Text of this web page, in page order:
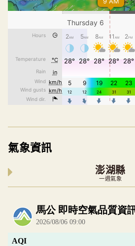
氣象資訊
澎湖縣
一週氣象
內嵌空氣品質小工具為視